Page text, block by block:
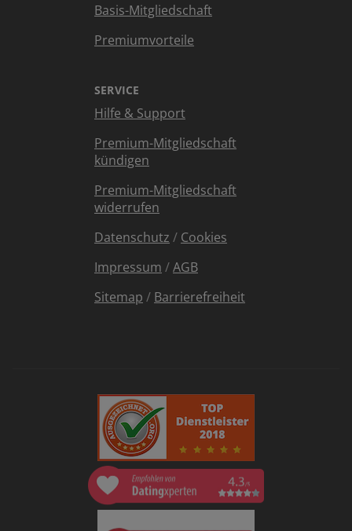
Basis-Mitgliedschaft
Premiumvorteile
SERVICE
Hilfe & Support
Premium-Mitgliedschaft
kündigen
Premium-Mitgliedschaft
widerrufen
Datenschutz / Cookies
Impressum /AGB
Sitemap / Barrierefreiheit